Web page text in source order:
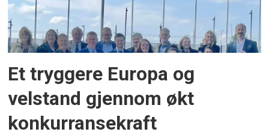
Et tryggere Europa og
velstand gjennom økt
konkurransekraft